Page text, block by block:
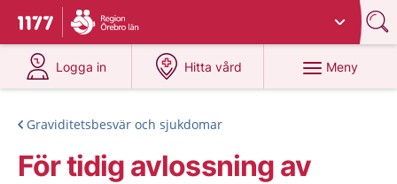
Till startsidan för 1177
Du har valt region
Logga in
på 1177.se
Hitta vård
på 1177.se
Meny
Graviditetsbesvär och sjukdomar
För tidig avlossning av